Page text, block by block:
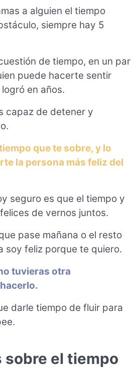
a alguien el tiempo
siempre hay 5
de tiempo, en un par
puede hacerte sentir
en años.
capaz de detener y
que te sobre, y lo
la persona más feliz del
seguro es que el tiempo y
de vernos juntos.
pase mañana o el resto
soy feliz porque te quiero.
tuvieras otra
darle tiempo de fluir para
sobre el tiempo